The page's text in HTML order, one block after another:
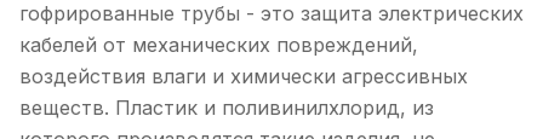
гофрированные трубы - это защита электрических
кабелей от механических повреждений,
воздействия влаги и химически агрессивных
веществ. Пластик и поливинилхлорид, из